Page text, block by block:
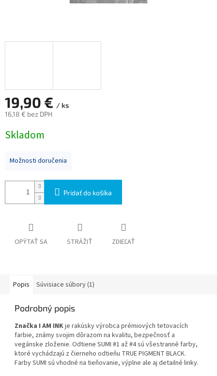
19,90 € / ks
16,18 € bez DPH
cena:
Skladom
Možnosti doručenia
Pridať do košíka
OPÝTAŤ SA STRÁŽIŤ ZDIEĽAŤ
Popis Súvisiace súbory (1)
Podrobný popis
Značka I AM INKje rakúsky výrobca prémiových tetovacích
farbie, známy svojim dôrazom na kvalitu, bezpečnosť a
vegánske zloženie. Odtiene SUMI #1 až #4 sú všestranné farby,
ktoré vychádzajú z čierneho odtieňu TRUE PIGMENT BLACK.
Farby SUMI sú vhodné na tieňovanie, výplne ale aj detailné linky.